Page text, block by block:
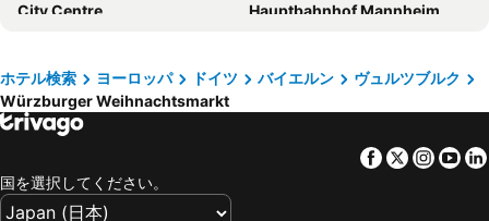
Hotel Goldenes Faß
Hotel Lindleinsmuhle
Hotel Alter Kranen
Gasthaus Krone
ホテル ツァ シュダッド マインツ
B&B HOTEL Wurzburg Altstadt
Hotel-Restaurant Zum Kirschbaum
Bayerischer Hof
Hotel Kapellenberg
Hotel Demling
City Centre
Hauptbahnhof Mannheim
Marktplatz
Panorama-Park
Fränkisches Wunderland Amusement Park
Würzburger Weihnachtsmarkt
Bahnhofsviertel
Hauptbahnhof Augsburg
ホテル検索 ヨーロッパ ドイツ バイエルン
ヴュルツブルク
Würzburger Weihnachtsmarkt
Facebook
Twitter
国を選択してください。